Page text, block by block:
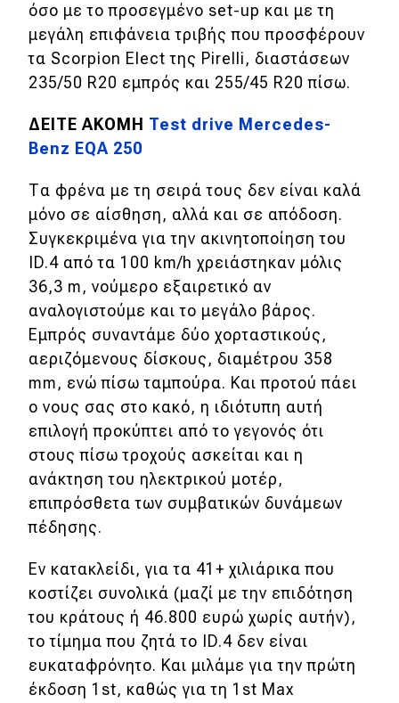
όσο με το προσεγμένο set-up και με τη
μεγάλη επιφάνεια τριβής που προσφέρουν
τα Scorpion Elect της Pirelli, διαστάσεων
235/50 R20 εμπρός και 255/45 R20 πίσω.
ΔΕΙΤΕ ΑΚΟΜΗ Test drive Mercedes-
Benz EQA 250
Τα φρένα με τη σειρά τους δεν είναι καλά
μόνο σε αίσθηση, αλλά και σε απόδοση.
Συγκεκριμένα για την ακινητοποίηση του
ID.4 από τα 100 km/h χρειάστηκαν μόλις
36,3 m, νούμερο εξαιρετικό αν
αναλογιστούμε και το μεγάλο βάρος.
Εμπρός συναντάμε δύο χορταστικούς,
αεριζόμενους δίσκους, διαμέτρου 358
mm, ενώ πίσω ταμπούρα. Και προτού πάει
ο νους σας στο κακό, η ιδιότυπη αυτή
επιλογή προκύπτει από το γεγονός ότι
στους πίσω τροχούς ασκείται και η
ανάκτηση του ηλεκτρικού μοτέρ,
επιπρόσθετα των συμβατικών δυνάμεων
πέδησης.
Εν κατακλείδι, για τα 41+ χιλιάρικα που
κοστίζει συνολικά (μαζί με την επιδότηση
του κράτους ή 46.800 ευρώ χωρίς αυτήν),
το τίμημα που ζητά το ID.4 δεν είναι
ευκαταφρόνητο. Και μιλάμε για την πρώτη
έκδοση 1st, καθώς για τη 1st Max